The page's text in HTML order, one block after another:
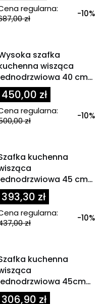
regularna:
zł
-10%
szafka
wisząca
40 cm
1D
450,00 zł
regularna:
zł
-10%
kuchenna
45 cm
1D
393,30 zł
regularna:
zł
-10%
kuchenna
45cm
306,90 zł